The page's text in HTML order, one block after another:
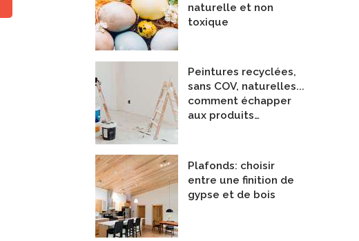
naturelle et non
toxique
Peintures recyclées,
sans COV, naturelles...
comment échapper
aux produits…
Plafonds: choisir
entre une finition de
gypse et de bois